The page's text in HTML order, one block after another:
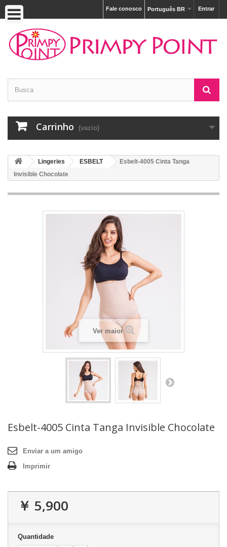
Entrar
Português BR
Fale conosco
Carrinho (vazio)
Lingeries ESBELT
Esbelt-4005 Cinta Tanga
Invisible Chocolate
Ver maior
Esbelt-4005 Cinta Tanga Invisible Chocolate
Enviar a um amigo
Imprimir
￥ 5,900
Quantidade